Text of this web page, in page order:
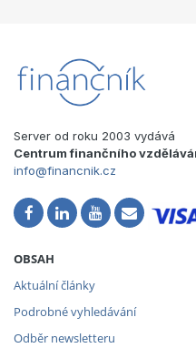
Server od roku 2003 vydává
Centrum finančního
info@financnik.cz
OBSAH
Aktuální články
Podrobné vyhledávání
Odběr newsletteru